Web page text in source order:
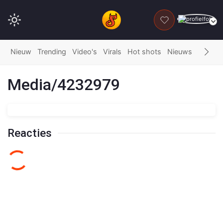
DONEER
Nieuw Trending Video's Virals Hot shots Nieuws Fails
Media/4232979
Reacties